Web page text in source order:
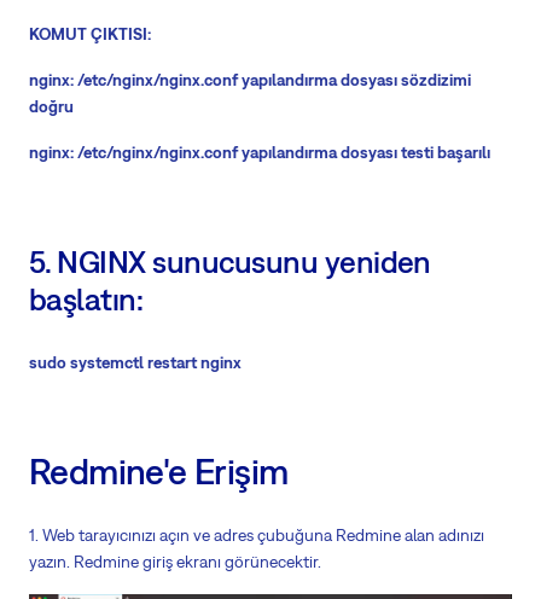
KOMUT ÇIKTISI:
nginx: /etc/nginx/nginx.conf yapılandırma dosyası sözdizimi
doğru
nginx: /etc/nginx/nginx.conf yapılandırma dosyası testi başarılı
5. NGINX sunucusunu yeniden
başlatın:
sudo systemctl restart nginx
Redmine'e Erişim
1. Web tarayıcınızı açın ve adres çubuğuna Redmine alan adınızı
yazın. Redmine giriş ekranı görünecektir.